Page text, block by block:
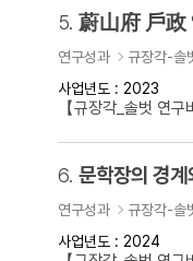
5. 蔚山府 戶政
연구성과
규장각-솔
사업년도 : 2023
【규장각_솔벗 연
6. 문학장의 경계
연구성과
규장각-솔
사업년도 : 2024